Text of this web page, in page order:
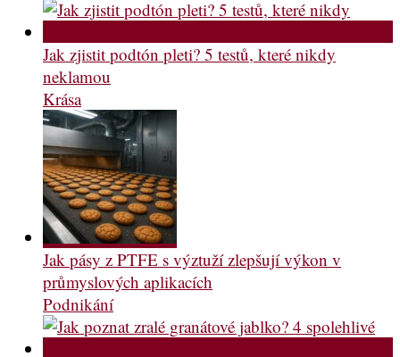
Jak zjistit podtón pleti? 5 testů, které nikdy
neklamou
Krása
Jak pásy z PTFE s výztuží zlepšují výkon v
průmyslových aplikacích
Podnikání